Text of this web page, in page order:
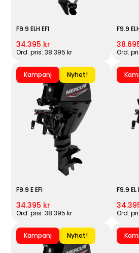
F9.9 ELH EFI
34.395 kr
Ord. pris: 38.395 kr
F9.9
Ord.
Kampanj Nyhet!
F9.9 E EFI
34.395 kr
Ord. pris: 38.395 kr
F9.9 EL
Ord.
Kampanj Nyhet!